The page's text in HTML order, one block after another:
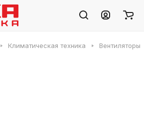
Климатическая техника Вентиляторы